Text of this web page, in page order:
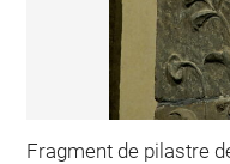
Fragment de pilastre